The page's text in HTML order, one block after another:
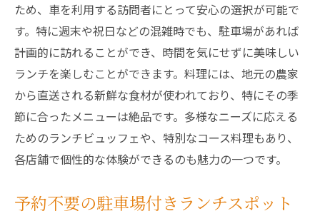
ため、車を利用する訪問者にとって安心の選択が可能で
す。特に週末や祝日などの混雑時でも、駐車場があれば
計画的に訪れることができ、時間を気にせずに美味しい
ランチを楽しむことができます。料理には、地元の農家
から直送される新鮮な食材が使われており、特にその季
節に合ったメニューは絶品です。多様なニーズに応える
ためのランチビュッフェや、特別なコース料理もあり、
各店舗で個性的な体験ができるのも魅力の一つです。
予約不要の駐車場付きランチスポット